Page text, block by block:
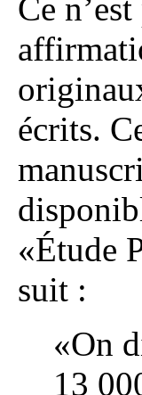
Ce
écrits.
«Étude
suit :
«On
13